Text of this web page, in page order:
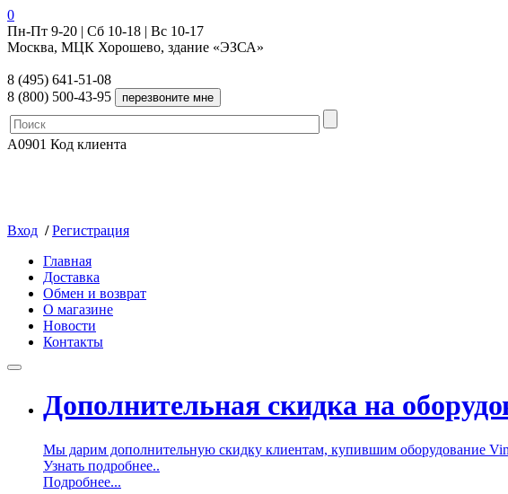
0
Пн-Пт 9-20 | Сб 10-18 | Вс 10-17
Москва, МЦК Хорошево, здание «ЭЗСА»
8 (495) 641-51-08
8 (800) 500-43-95
A0901 Код клиента
Вход / Регистрация
Главная
Доставка
Обмен и возврат
О магазине
Новости
Контакты
Дополнительная скидка на
Мы дарим дополнительную скидку клиентам, купившим оборудование
Узнать подробнее..
Подробнее...